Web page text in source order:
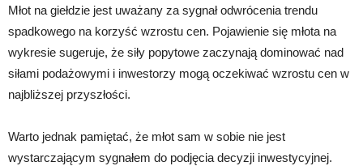
Młot na giełdzie jest uważany za sygnał odwrócenia trendu
spadkowego na korzyść wzrostu cen. Pojawienie się młota na
wykresie sugeruje, że siły popytowe zaczynają dominować nad
siłami podażowymi i inwestorzy mogą oczekiwać wzrostu cen w
najbliższej przyszłości.
Warto jednak pamiętać, że młot sam w sobie nie jest
wystarczającym sygnałem do podjęcia decyzji inwestycyjnej.